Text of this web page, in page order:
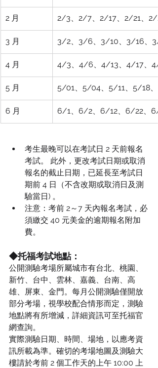
2 月 2/3、2/7、2/17、2/21、2/
3 月 3/2、3/6、3/10、3/16、
4 月 4/3、4/6、4/13、4/17、4/
5 月 5/01、5/04、5/11、5/18
6 月 6/1、6/2、6/12、6/22、
考生最晚可以在考試日 2 天前報名
考試。 此外，更改考試日期或取消
報名的截止日期，已延長至考試日
期前 4 日（不含改期或取消日及測
驗當日) 。
注意：考前 2～7 天內報名考試，必
須繳交 40 元美金的逾期報名附加
費。
◆托福考試地點：
公開測驗考場所屬城市有台北、桃園、
新竹、台中、雲林、嘉義、台南、高
雄、屏東、金門。每月公開測驗僅開放
部分考場，視學校配合情形而定，測驗
地點將有所增減，詳細資訊可至托福官
網查詢。
實際測驗日期、時間、場地，以應考資
訊所載為準。確切的考場地圖及測驗大
樓請於考前 2 個工作天的上午 10:00 上